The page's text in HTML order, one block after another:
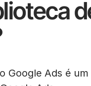
Google Ads é